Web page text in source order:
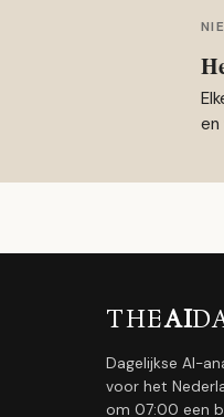
THEAI
Dagelijkse AI-
voor het
om 07:00 een